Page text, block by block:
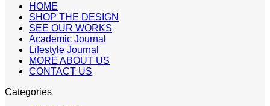
HOME
SHOP THE DESIGN
SEE OUR WORKS
Academic Journal
Lifestyle Journal
MORE ABOUT US
CONTACT US
Categories